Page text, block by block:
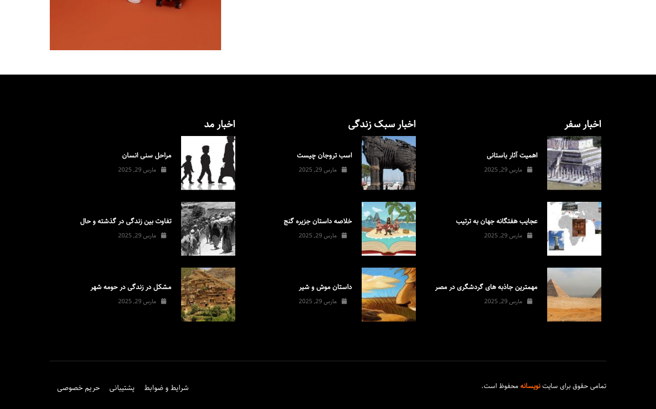
اخبار سفر
اهمیت آثار باستانی
مارس 29, 2025
عجایب هفتگانه جهان به ترتیب
مارس 29, 2025
مهمترین جاذبه های گردشگری در مصر
مارس 29, 2025
اخبار سبک زندگی
اسب تروجان چیست
مارس 29, 2025
خلاصه داستان جزیره گنج
مارس 29, 2025
داستان موش و شیر
مارس 29, 2025
اخبار مد
مراحل سنی انسان
مارس 29, 2025
تفاوت بین زندگی در گذشته و حال
مارس 29, 2025
مشکل در زندگی در حومه شهر
مارس 29, 2025
تمامی حقوق برای سایتنویسانهمحفوظ است. شرایط و ضوابط پشتیبانی حریم خصوصی